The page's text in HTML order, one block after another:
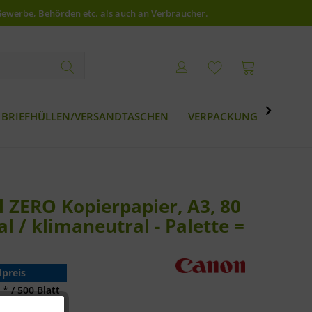
Behörden etc. als auch an Verbraucher.
BRIEFHÜLLEN/VERSANDTASCHEN VERPACKUNG 
ZERO Kopierpapier, A3, 80
/ klimaneutral - Palette =
* / 500 Blatt